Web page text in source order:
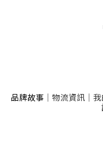
品牌故事 物流資訊 我